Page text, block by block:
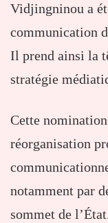
Vidjingninou a
communication
Il prend ainsi la
stratégie
Cette
réorganisation
notamment par
sommet de